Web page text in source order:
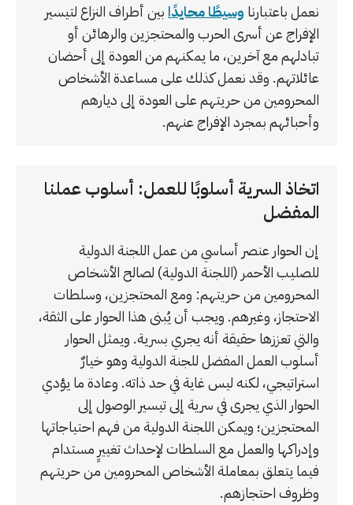
نعمل باعتبارنا وسيطًا محايدًا بين أطراف النزاع لتيسير
الإفراج عن أسرى الحرب والمحتجزين والرهائن أو
تبادلهم مع آخرين، ما يمكنهم من العودة إلى أحضان
عائلاتهم. وقد نعمل كذلك على مساعدة الأشخاص
المحرومين من حريتهم على العودة إلى ديارهم
وأحبائهم بمجرد الإفراج عنهم.
اتخاذ السرية أسلوبًا للعمل: أسلوب عملنا
المفضل
إن الحوار عنصر أساسي من عمل اللجنة الدولية
للصليب الأحمر (اللجنة الدولية) لصالح الأشخاص
المحرومين من حريتهم: ومع المحتجزين، وسلطات
الاحتجاز، وغيرهم. ويجب أن يُبنى هذا الحوار على الثقة،
والتي تعززها حقيقة أنه يجري بسرية. ويمثل الحوار
أسلوب العمل المفضل للجنة الدولية وهو خيارٌ
استراتيجي، لكنه ليس غاية في حد ذاته. وعادة ما يؤدي
الحوار الذي يجرى في سرية إلى تيسير الوصول إلى
المحتجزين؛ ويمكن اللجنة الدولية من فهم احتياجاتها
وإدراكها والعمل مع السلطات لإحداث تغييرٍ مستدام
فيما يتعلق بمعاملة الأشخاص المحرومين من حريتهم
وظروف احتجازهم.